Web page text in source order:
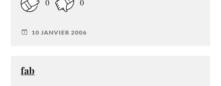
0 0
10 JANVIER 2006
fab